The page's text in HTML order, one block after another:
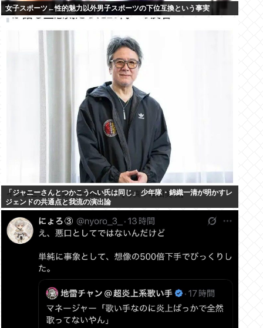
女子スポーツ←性的魅力以外男子スポーツの下位互換という事実
「ジャニーさんとつかこうへい氏は同じ」 少年隊・錦織一清が明かすレ
ジェンドの共通点と我流の演出論